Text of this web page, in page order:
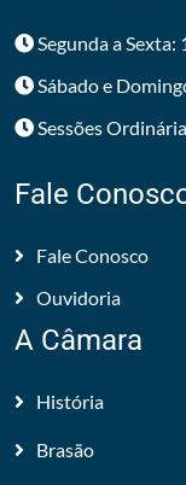
Segunda a
Sábado e
Sessões
Fale
Fale Conosco
Ouvidoria
A Câmara
História
Brasão